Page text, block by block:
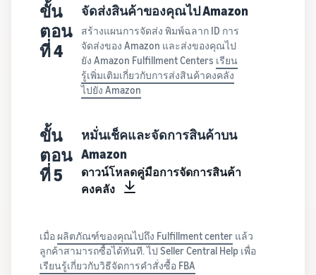
ขั้น
ตอน
ที่ 4
จัดส่งสินค้าของคุณไป Amazon
สร้างแผนการจัดส่ง พิมพ์ฉลาก ID การ
จัดส่งของ Amazon และส่งของคุณไป
ยัง Amazon Fulfillment Centers เรียน
รู้เพิ่มเติมเกี่ยวกับการส่งสินค้าคงคลัง
ไปยัง Amazon
ขั้น
ตอน
ที่ 5
หมั่นเช็คและจัดการสินค้าบน
Amazon
ดาวน์โหลดคู่มือการจัดการสินค้า
คงคลัง
เมื่อ ผลิตภัณฑ์ของคุณไปถึง Fulfillment center แล้ว
ลูกค้าสามารถซื้อได้ทันที. ไป Seller Central Help เพื่อ
เรียนรู้เกี่ยวกับวิธีจัดการคำสั่งซื้อ FBA